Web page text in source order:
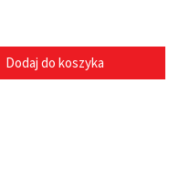
Dodaj do koszyka